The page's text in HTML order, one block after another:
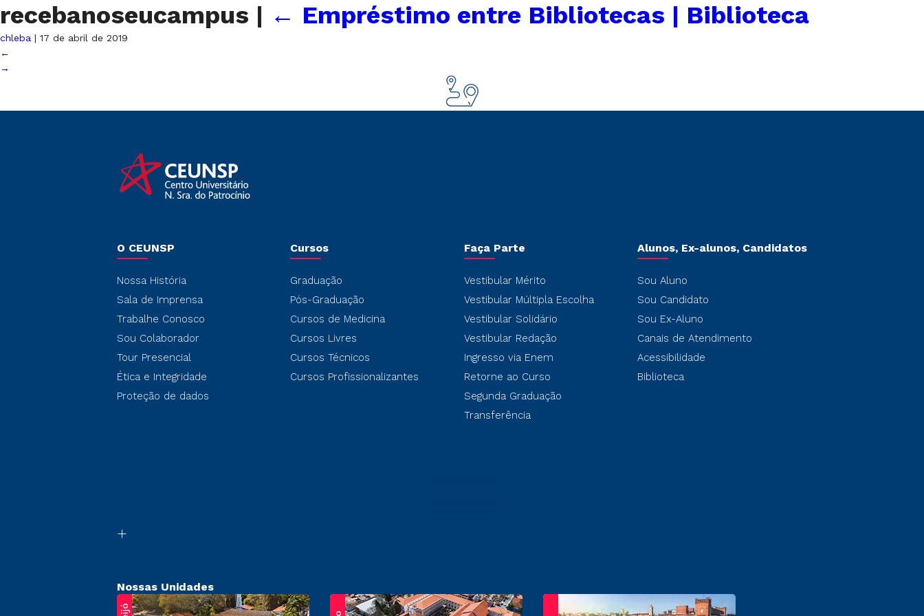
recebanoseucampus | ← Empréstimo entre Bibliotecas | Biblioteca
chleba | 17 de abril de 2019
←
→
O CEUNSP
Nossa História
Sala de Imprensa
Trabalhe Conosco
Sou Colaborador
Tour Presencial
Ética e Integridade
Proteção de dados
Cursos
Graduação
Pós-Graduação
Cursos de Medicina
Cursos Livres
Cursos Técnicos
Cursos Profissionalizantes
Faça Parte
Vestibular Mérito
Vestibular Múltipla Escolha
Vestibular Solidário
Vestibular Redação
Ingresso via Enem
Retorne ao Curso
Segunda Graduação
Transferência
Alunos, Ex-alunos, Candidatos
Sou Aluno
Sou Candidato
Sou Ex-Aluno
Canais de Atendimento
Acessibilidade
Biblioteca
Nossas Unidades